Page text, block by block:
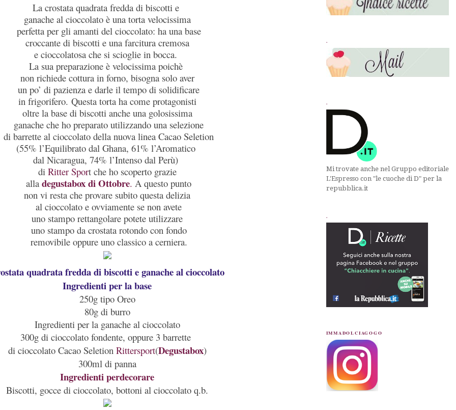
La crostata quadrata fredda di biscotti e
ganache al cioccolato è una torta velocissima
perfetta per gli amanti del cioccolato: ha una base
croccante di biscotti e una farcitura cremosa
e cioccolatosa che si scioglie in bocca.
La sua preparazione è velocissima poichè
non richiede cottura in forno, bisogna solo aver
un po’ di pazienza e darle il tempo di solidificare
in frigorifero. Questa torta ha come protagonisti
oltre la base di biscotti anche una golosissima
ganache che ho preparato utilizzando una selezione
di barrette al cioccolato della nuova linea Cacao Seletion
(55% l’Equilibrato dal Ghana, 61% l’Aromatico
dal Nicaragua, 74% l’Intenso dal Perù)
di Ritter Sport che ho scoperto grazie
alla degustabox di Ottobre. A questo punto
non vi resta che provare subito questa delizia
al cioccolato e ovviamente se non avete
uno stampo rettangolare potete utilizzare
uno stampo da crostata rotondo con fondo
removibile oppure uno classico a cerniera.
quadrata fredda di biscotti e ganache al cioccolato
Ingredienti per la base
250g tipo Oreo
80g di burro
Ingredienti per la ganache al cioccolato
300g di cioccolato fondente, oppure 3 barrette
di cioccolato Cacao Seletion Rittersport(Degustabox)
300ml di panna
Ingredienti perdecorare
Biscotti, gocce di cioccolato, bottoni al cioccolato q.b.
.
.
Mi trovate anche nel Gruppo editoriale
L'Espresso con "le cuoche di D" per la
repubblica.it
.
IMMADOLCIAGOGO